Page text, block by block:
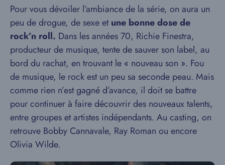
Pour vous dévoiler l’ambiance de la série, on aura un
peu de drogue, de sexe etune bonne dose de
rock’n roll. Dans les années 70, Richie Finestra,
producteur de musique, tente de sauver son label, au
bord du rachat, en trouvant le « nouveau son ». Fou
de musique, le rock est un peu sa seconde peau. Mais
comme rien n’est gagné d’avance, il doit se battre
pour continuer à faire découvrir des nouveaux talents,
entre groupes et artistes indépendants. Au casting, on
retrouve Bobby Cannavale, Ray Roman ou encore
Olivia Wilde.